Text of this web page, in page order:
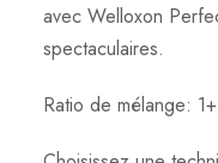
avec Welloxon
spectaculaires.
Ratio de mélange: